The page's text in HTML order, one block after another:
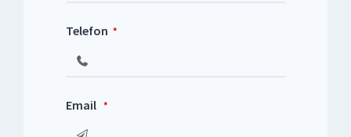
Telefon *
Email *